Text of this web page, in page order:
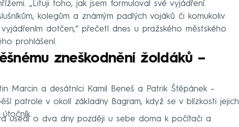
„Lituji toho, jak jsem formuloval své vyjádření.
kolegům a známým padlých vojáků či komukoliv
dotčen,“ přečetl dnes u pražského městského
prohlášení.
zneškodnění žoldáků –
Marcin a desátníci Kamil Beneš a Patrik Štěpánek –
patrole v okolí základny Bagram, když se v blízkosti jejich
útočník.
usedl o dva dny později u sebe doma k počítači a